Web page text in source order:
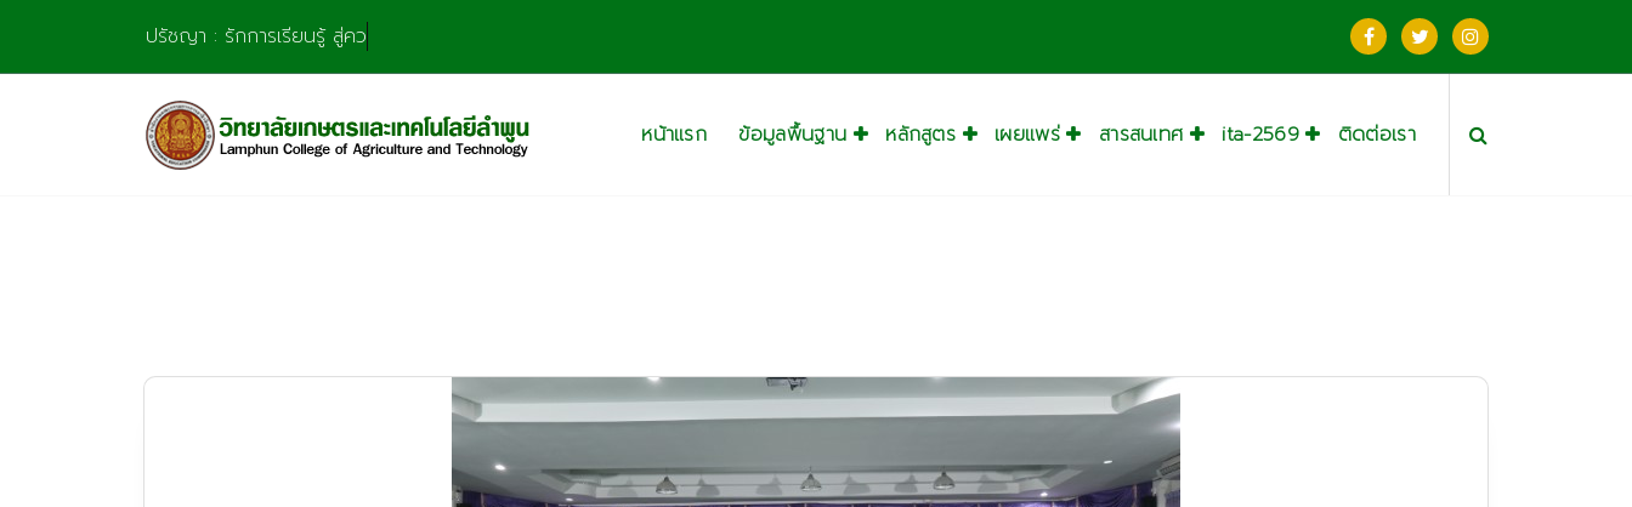
content
ปรัชญา : รักการเรียนรู้ สู่ความชำนาญ มุ่
หน้าแรก ข้อมูลพื้นฐาน หลักสูตร เผยแพร่ สารสนเทศ ita-2569 ติดต่อเรา